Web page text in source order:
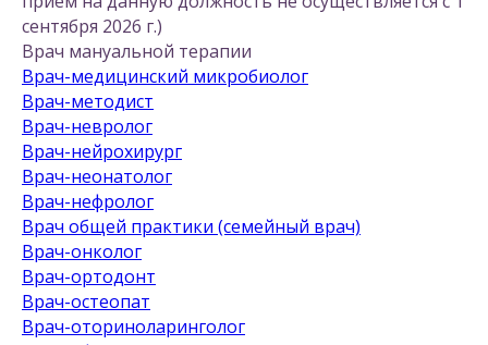
сентября 2026 г.)
Врач мануальной терапии
Врач-медицинский микробиолог
Врач-методист
Врач-невролог
Врач-нейрохирург
Врач-неонатолог
Врач-нефролог
Врач общей практики (семейный врач)
Врач-онколог
Врач-ортодонт
Врач-остеопат
Врач-оториноларинголог